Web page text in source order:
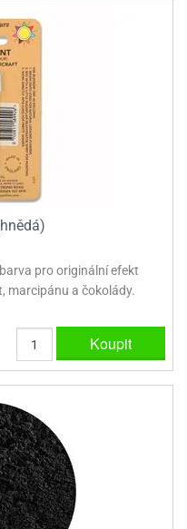
pro originální efekt
marcipánu a čokolády.
Koupit